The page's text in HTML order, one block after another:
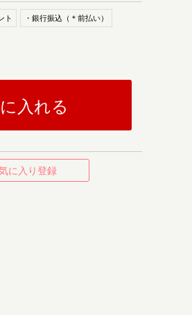
ト ・銀行振込（＊前払い）
入れる
に入り登録